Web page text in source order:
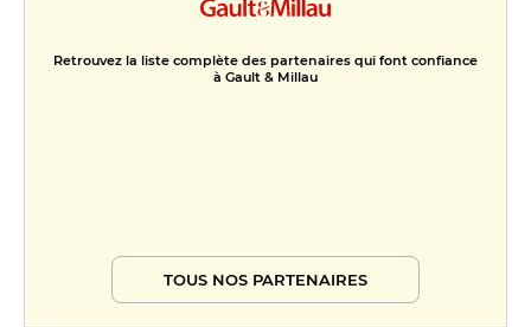
Retrouvez la liste complète des partenaires qui font confiance
à Gault & Millau
TOUS NOS PARTENAIRES